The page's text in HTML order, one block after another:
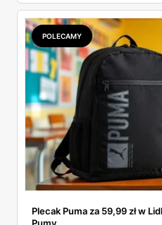
pojawi się w gazetkach w
sens kupować jesień, zanim
POLECAMY
Plecak Puma za 59,99 zł w